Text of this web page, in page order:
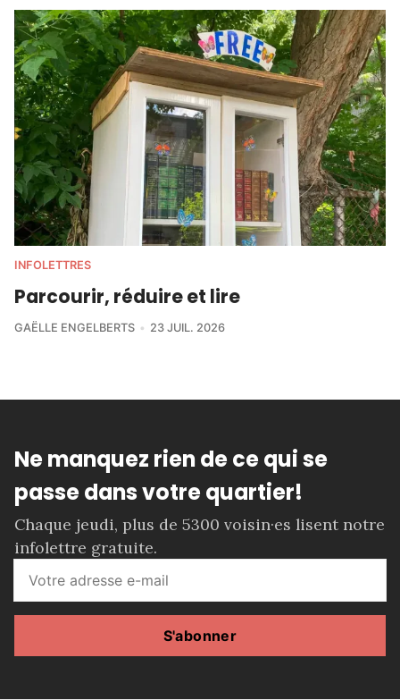
INFOLETTRES
Parcourir, réduire et lire
GAËLLE ENGELBERTS 23 JUIL. 2026
Ne manquez rien de ce qui se
passe dans votre quartier!
Chaque jeudi, plus de 5300 voisin·es lisent notre
infolettre gratuite.
S'abonner